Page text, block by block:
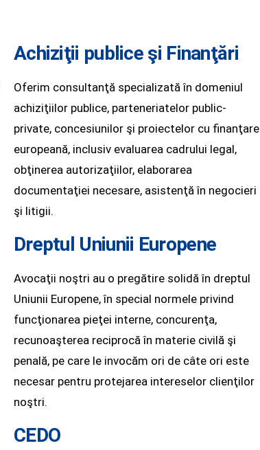
Achiziţii publice şi Finanţări
Oferim consultanţă specializată în domeniul
achiziţiilor publice, parteneriatelor public-
private, concesiunilor şi proiectelor cu finanţare
europeană, inclusiv evaluarea cadrului legal,
obţinerea autorizaţiilor, elaborarea
documentaţiei necesare, asistenţă în negocieri
şi litigii.
Dreptul Uniunii Europene
Avocaţii noştri au o pregătire solidă în dreptul
Uniunii Europene, în special normele privind
funcţionarea pieţei interne, concurenţa,
recunoaşterea reciprocă în materie civilă şi
penală, pe care le invocăm ori de câte ori este
necesar pentru protejarea intereselor clienţilor
noştri.
CEDO